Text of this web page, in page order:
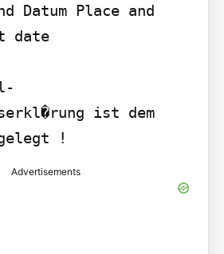
Datum Place and
date
ist dem
Advertisements